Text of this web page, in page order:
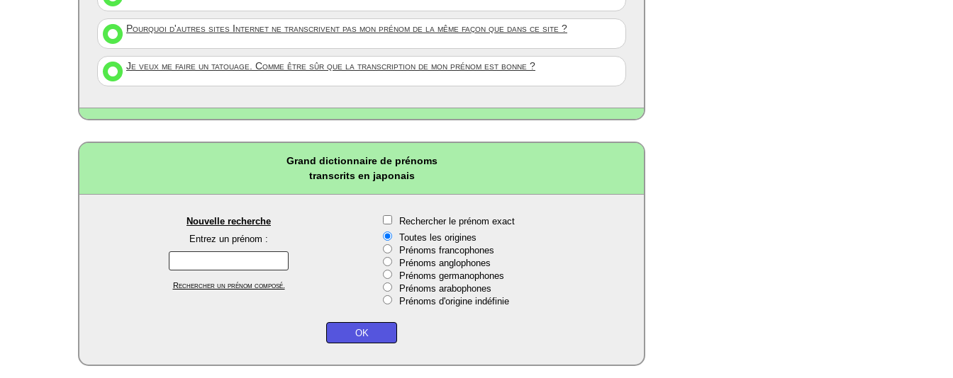
Pourquoi d'autres sites Internet ne transcrivent pas mon prénom de la même façon que dans ce site ?
Je veux me faire un tatouage. Comme être sûr que la transcription de mon prénom est bonne ?
Grand dictionnaire de prénoms
transcrits en japonais
Nouvelle recherche
Entrez un prénom :
Rechercher un prénom composé.
Rechercher le prénom exact
Toutes les origines
Prénoms francophones
Prénoms anglophones
Prénoms germanophones
Prénoms arabophones
Prénoms d'origine indéfinie